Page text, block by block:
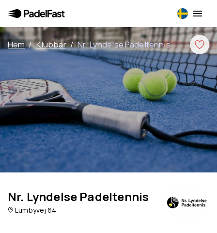
Hem / Klubbar / Nr. Lyndelse Padeltennis
Nr. Lyndelse Padeltennis
Lumbyvej 64